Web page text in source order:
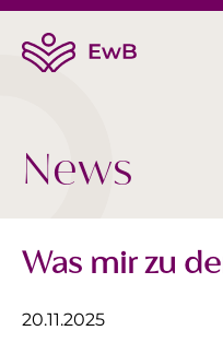
News
Was mir zu
20.11.2025